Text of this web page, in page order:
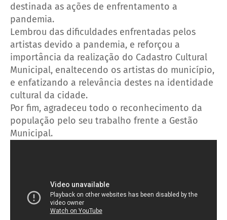
destinada as ações de enfrentamento a
pandemia.
Lembrou das dificuldades enfrentadas pelos
artistas devido a pandemia, e reforçou a
importância da realização do Cadastro Cultural
Municipal, enaltecendo os artistas do município,
e enfatizando a relevância destes na identidade
cultural da cidade.
Por fim, agradeceu todo o reconhecimento da
população pelo seu trabalho frente a Gestão
Municipal.